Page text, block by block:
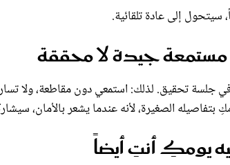
إلى عادة تلقائية.
جيدة لا محققة
جلسة تحقيق. لذلك: استمعي دون مقاطعة، ولا
بتفاصيله الصغيرة، لأنه عندما يشعر بالأمان،
يومكِ أنتِ أيضاً